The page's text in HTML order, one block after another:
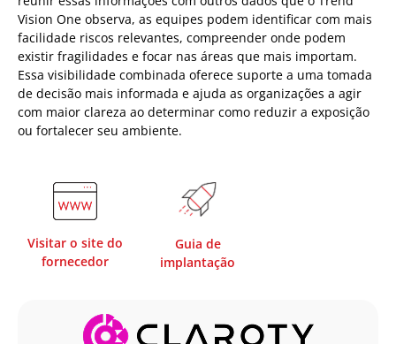
Vision One observa, as equipes podem identificar com mais
facilidade riscos relevantes, compreender onde podem
existir fragilidades e focar nas áreas que mais importam.
Essa visibilidade combinada oferece suporte a uma tomada
de decisão mais informada e ajuda as organizações a agir
com maior clareza ao determinar como reduzir a exposição
ou fortalecer seu ambiente.
Visitar o site do
fornecedor
Guia de
implantação